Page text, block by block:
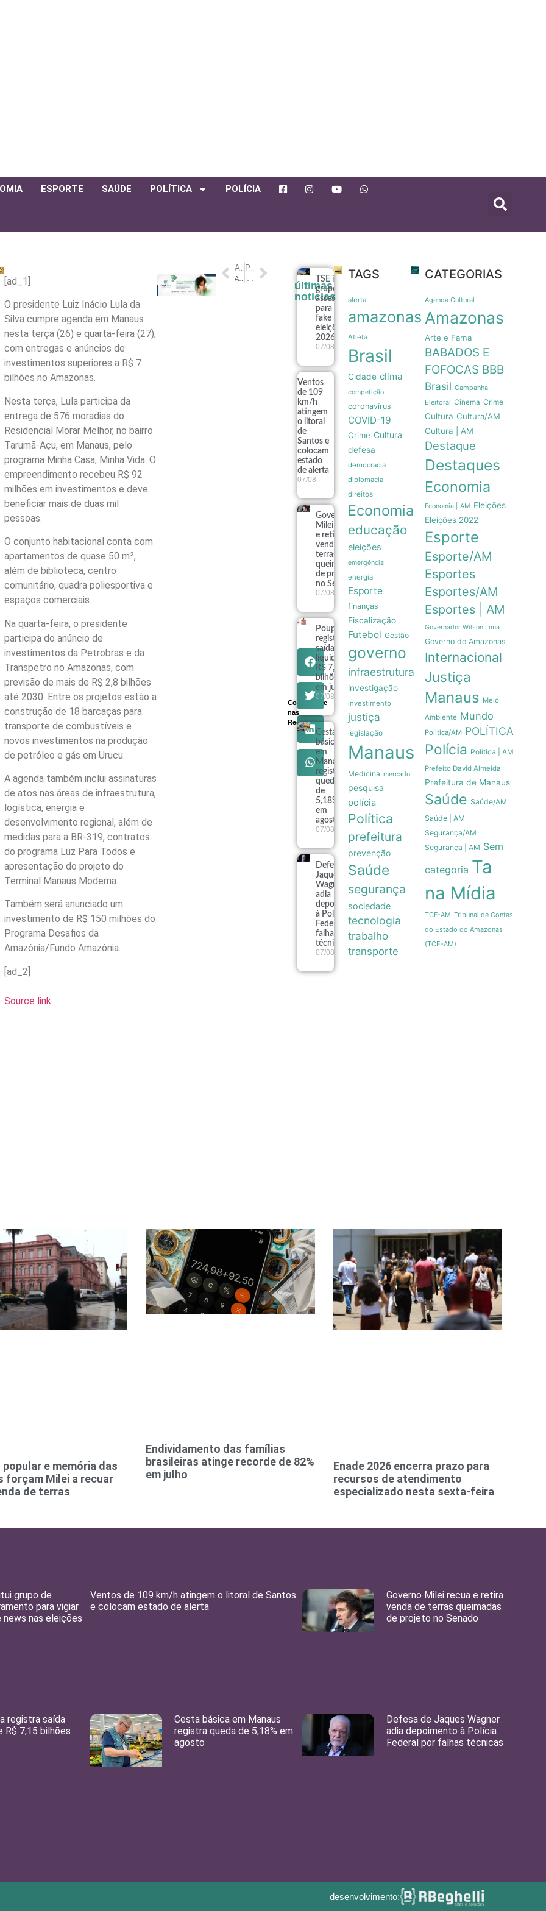
ESPORTE SAÚDE POLÍTICA POLÍCIA
[ad_1]
O presidente Luiz Inácio Lula da
Silva cumpre agenda em Manaus
nesta terça (26) e quarta-feira (27),
com entregas e anúncios de
investimentos superiores a R$ 7
bilhões no Amazonas.
Nesta terça, Lula participa da
entrega de 576 moradias do
Residencial Morar Melhor, no bairro
Tarumã-Açu, em Manaus, pelo
programa Minha Casa, Minha Vida. O
empreendimento recebeu R$ 92
milhões em investimentos e deve
beneficiar mais de duas mil
pessoas.
O conjunto habitacional conta com
apartamentos de quase 50 m²,
além de biblioteca, centro
comunitário, quadra poliesportiva e
espaços comerciais.
Na quarta-feira, o presidente
participa do anúncio de
investimentos da Petrobras e da
Transpetro no Amazonas, com
previsão de mais de R$ 2,8 bilhões
até 2030. Entre os projetos estão a
construção de 18 barcaças para
transporte de combustíveis e
novos investimentos na produção
de petróleo e gás em Urucu.
A agenda também inclui assinaturas
de atos nas áreas de infraestrutura,
logística, energia e
desenvolvimento regional, além de
medidas para a BR-319, contratos
do programa Luz Para Todos e
apresentação do projeto do
Terminal Manaus Moderna.
Também será anunciado um
investimento de R$ 150 milhões do
Programa Desafios da
Amazônia/Fundo Amazônia.
[ad_2]
Source link
ANTERIOR
Ação de educação sobre trânsito a empresa de transporte
PRÓXIMO
Compartilhe
nas
Redes
últimas
noticias
TSE institui
grupo de
assessoramento
para vigiar IA e
fake news nas
eleições de
2026
07/08
Ventos
de 109
km/h
atingem
o litoral
de
Santos e
colocam
estado
de alerta
07/08
Governo
Milei recua
e retira
venda de
terras
queimadas
de projeto
no Senado
07/08
Poupança
registra
saída
líquida de
R$ 7,15
bilhões
em julho
07/08
Cesta
básica
em
Manaus
registra
queda
de
5,18%
em
agosto
07/08
Defesa de
Jaques
Wagner
adia
depoimento
à Polícia
Federal por
falhas
técnicas
07/08
TAGS
alerta
amazonas
Atleta
Brasil
Cidade clima
competição
coronavírus
COVID-19
Crime Cultura
defesa
democracia
diplomacia
direitos
Economia
educação
eleições
emergência
energia
Esporte
finanças
Fiscalização
Futebol Gestão
governo
infraestrutura
investigação
investimento
justiça
legislação
Manaus
Medicina mercado
pesquisa
polícia
Política
prefeitura
prevenção
Saúde
segurança
sociedade
tecnologia
trabalho
transporte
CATEGORIAS
Agenda Cultural
Amazonas
Arte e Fama
BABADOS E
FOFOCAS BBB
Brasil Campanha
Eleitoral Cinema Crime
Cultura Cultura/AM
Cultura | AM
Destaque
Destaques
Economia
Economia | AM Eleições
Eleições 2022
Esporte
Esporte/AM
Esportes
Esportes/AM
Esportes | AM
Governador Wilson Lima
Governo do Amazonas
Internacional
Justiça
Manaus Meio
Ambiente Mundo
Politica/AM POLÍTICA
Polícia Política | AM
Prefeito David Almeida
Prefeitura de Manaus
Saúde Saúde/AM
Saúde | AM
Segurança/AM
Segurança | AM Sem
categoria Ta
na Mídia
TCE-AM Tribunal de Contas
do Estado do Amazonas
(TCE-AM)
popular e memória das
forçam Milei a recuar
de terras
Endividamento das famílias
brasileiras atinge recorde de 82%
em julho
Enade 2026 encerra prazo para
recursos de atendimento
especializado nesta sexta-feira
grupo de
para vigiar
news nas eleições
Ventos de 109 km/h atingem o litoral de Santos
e colocam estado de alerta
Governo Milei recua e retira
venda de terras queimadas
de projeto no Senado
registra saída
R$ 7,15 bilhões
Cesta básica em Manaus
registra queda de 5,18% em
agosto
Defesa de Jaques Wagner
adia depoimento à Polícia
Federal por falhas técnicas
desenvolvimento: